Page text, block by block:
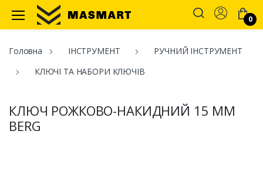
Masmart
Account
0
Головна ІНСТРУМЕНТ
РУЧНИЙ ІНСТРУМЕНТ
КЛЮЧІ ТА НАБОРИ КЛЮЧІВ
КЛЮЧ РОЖКОВО-НАКИДНИЙ 15 ММ
BERG